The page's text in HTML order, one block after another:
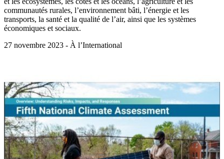
communautés rurales, l’environnement bâti, l’énergie et les
transports, la santé et la qualité de l’air, ainsi que les systèmes
économiques et sociaux.
27 novembre 2023 - À l’International